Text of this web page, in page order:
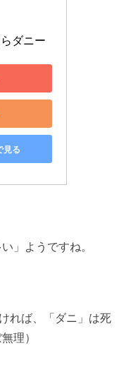
ダニー
見る
」ようですね。
ば、「ダニ」は死
理）